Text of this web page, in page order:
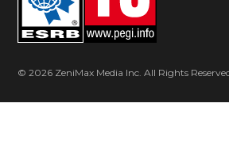
© 2026 ZeniMax Media Inc. All Rights